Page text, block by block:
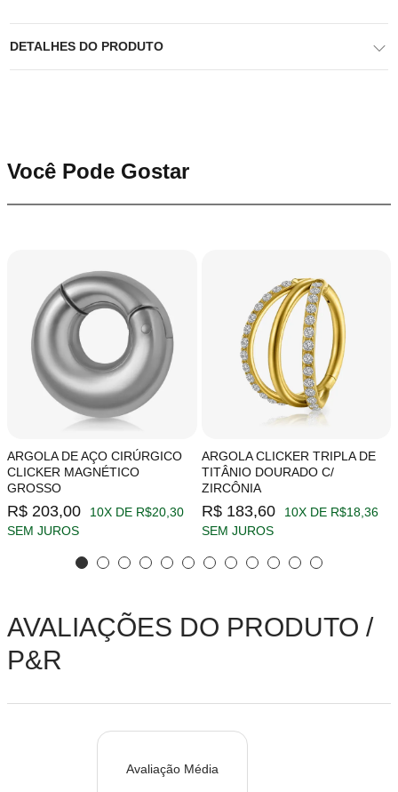
DETALHES DO PRODUTO
Você Pode Gostar
ARGOLA DE AÇO CIRÚRGICO
CLICKER MAGNÉTICO
GROSSO
R$ 203,00
10X DE R$20,30
SEM JUROS
ARGOLA CLICKER TRIPLA DE
TITÂNIO DOURADO C/
ZIRCÔNIA
R$ 183,60
10X DE R$18,36
SEM JUROS
AVALIAÇÕES DO PRODUTO /
P&R
Avaliação Média